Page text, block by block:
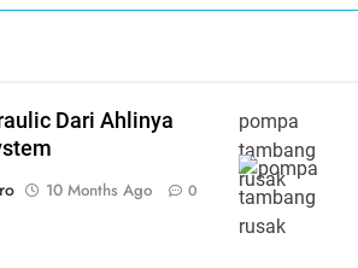
Dari Ahlinya
10 Months Ago 0
pompa
tambang
rusak